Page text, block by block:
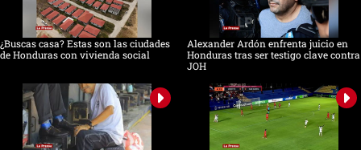
¿Buscas casa? Estas son las ciudades
de Honduras con vivienda social
Alexander Ardón enfrenta juicio en
Honduras tras ser testigo clave contra
JOH